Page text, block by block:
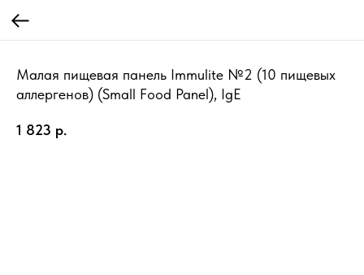
Малая пищевая панель Immulite №2 (10 пищевых
аллергенов) (Small Food Panel), IgE
1 823 р.